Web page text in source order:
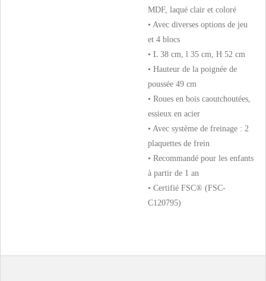
MDF, laqué clair et coloré
• Avec diverses options de jeu
et 4 blocs
• L 38 cm, l 35 cm, H 52 cm
• Hauteur de la poignée de
poussée 49 cm
• Roues en bois caoutchoutées,
essieux en acier
• Avec système de freinage : 2
plaquettes de frein
• Recommandé pour les enfants
à partir de 1 an
• Certifié FSC® (FSC-
C120795)